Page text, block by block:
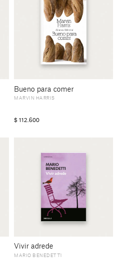
Bueno para comer
MARVIN HARRIS
$ 112.600
Vivir adrede
MARIO BENEDETTI